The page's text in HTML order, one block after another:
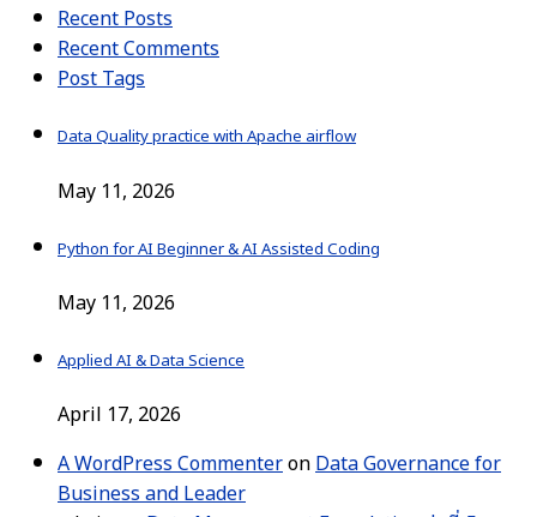
Recent Posts
Recent Comments
Post Tags
Data Quality practice with Apache airflow
May 11, 2026
Python for AI Beginner & AI Assisted Coding
May 11, 2026
Applied AI & Data Science
April 17, 2026
A WordPress CommenteronData Governance for
Business and Leader